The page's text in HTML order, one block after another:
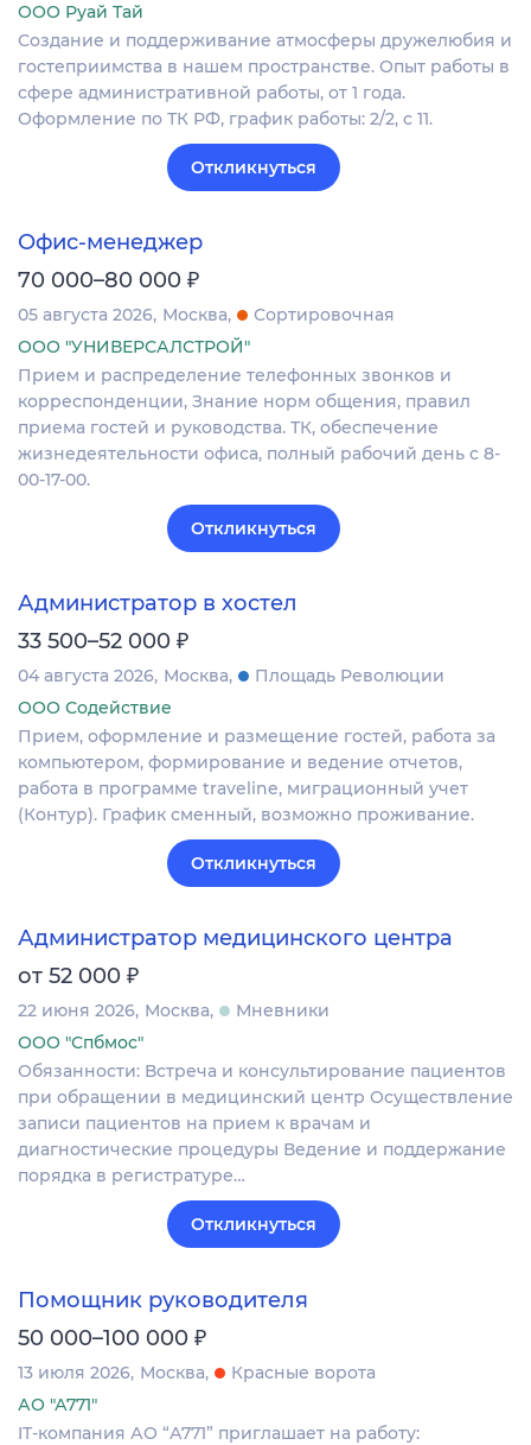
ООО Руай Тай
Создание и поддерживание атмосферы дружелюбия и
гостеприимства в нашем пространстве. Опыт работы в
сфере административной работы, от 1 года.
Оформление по ТК РФ, график работы: 2/2, с 11.
Откликнуться
Офис-менеджер
70 000–80 000 ₽
05 августа 2026 Москва
Сортировочная
ООО "УНИВЕРСАЛСТРОЙ"
Прием и распределение телефонных звонков и
корреспонденции, Знание норм общения, правил
приема гостей и руководства. ТК, обеспечение
жизнедеятельности офиса, полный рабочий день с 8-
00-17-00.
Откликнуться
Администратор в хостел
33 500–52 000 ₽
04 августа 2026 Москва
Площадь Революции
ООО Содействие
Прием, оформление и размещение гостей, работа за
компьютером, формирование и ведение отчетов,
работа в программе traveline, миграционный учет
(Контур). График сменный, возможно проживание.
Откликнуться
Администратор медицинского центра
от 52 000 ₽
22 июня 2026 Москва
Мневники
ООО "Спбмос"
Обязанности: Встреча и консультирование пациентов
при обращении в медицинский центр Осуществление
записи пациентов на прием к врачам и
диагностические процедуры Ведение и поддержание
порядка в регистратуре…
Откликнуться
Помощник руководителя
50 000–100 000 ₽
13 июля 2026 Москва
Красные ворота
АО "А771"
IT-компания АО “А771” приглашает на работу: